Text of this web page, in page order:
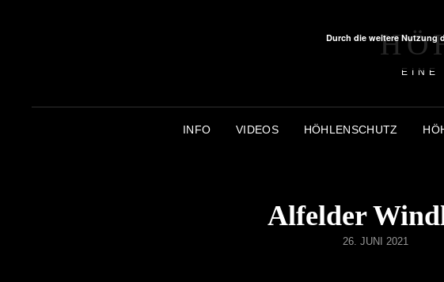
EINE
INFO VIDEOS HÖHLENSCHUTZ
Alfelder
POSTED
26. JUNI 2021
Durch die weitere Nutzung